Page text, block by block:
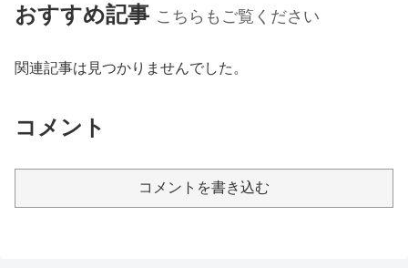
おすすめ記事 こちらもご覧ください
関連記事は見つかりませんでした。
コメント
コメントを書き込む